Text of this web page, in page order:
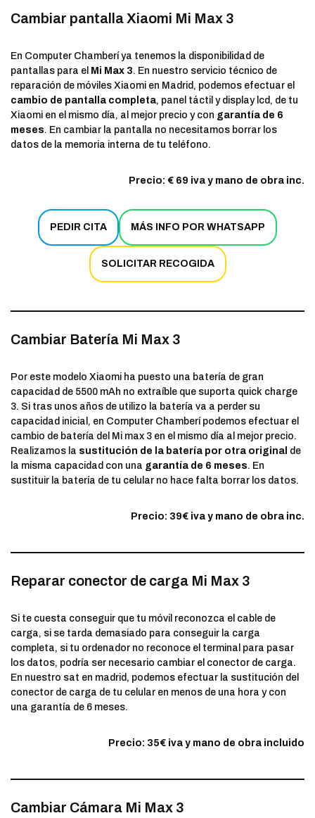
Cambiar pantalla Xiaomi Mi Max 3
En Computer Chamberí ya tenemos la disponibilidad de
pantallas para el Mi Max 3. En nuestro servicio técnico de
reparación de móviles Xiaomi en Madrid, podemos efectuar el
cambio de pantalla completa, panel táctil y display lcd, de tu
Xiaomi en el mismo día, al mejor precio y con garantía de 6
meses. En cambiar la pantalla no necesitamos borrar los
datos de la memoria interna de tu teléfono.
Precio: € 69 iva y mano de obra inc.
PEDIR CITA MÁS INFO POR WHATSAPP
SOLICITAR RECOGIDA
Cambiar Batería Mi Max 3
Por este modelo Xiaomi ha puesto una batería de gran
capacidad de 5500 mAh no extraíble que suporta quick charge
3. Si tras unos años de utilizo la batería va a perder su
capacidad inicial, en Computer Chamberí podemos efectuar el
cambio de batería del Mi max 3 en el mismo día al mejor precio.
Realizamos la sustitución de la batería por otra original de
la misma capacidad con una garantía de 6 meses. En
sustituir la batería de tu celular no hace falta borrar los datos.
Precio: 39€ iva y mano de obra inc.
Reparar conector de carga Mi Max 3
Si te cuesta conseguir que tu móvil reconozca el cable de
carga, si se tarda demasiado para conseguir la carga
completa, si tu ordenador no reconoce el terminal para pasar
los datos, podría ser necesario cambiar el conector de carga.
En nuestro sat en madrid, podemos efectuar la sustitución del
conector de carga de tu celular en menos de una hora y con
una garantía de 6 meses.
Precio: 35€ iva y mano de obra incluido
Cambiar Cámara Mi Max 3